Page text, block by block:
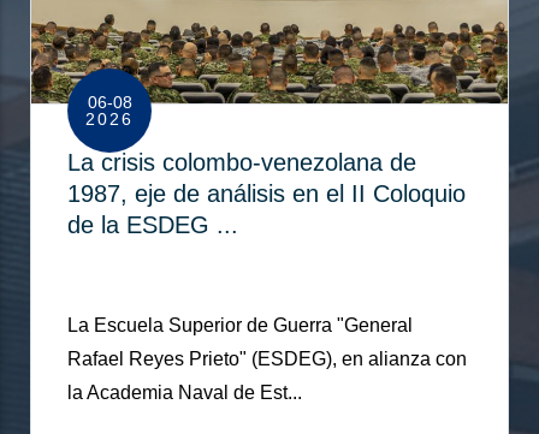
06-08
2026
La crisis colombo-venezolana de
1987, eje de análisis en el II Coloquio
de la ESDEG ...
La Escuela Superior de Guerra "General
Rafael Reyes Prieto" (ESDEG), en alianza con
la Academia Naval de Est...